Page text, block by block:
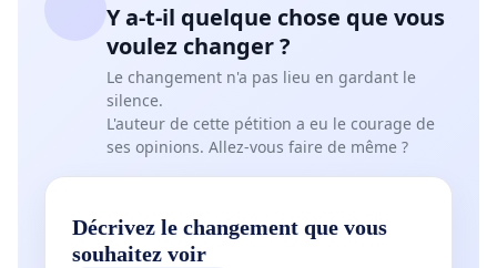
Y a-t-il quelque chose que vous
voulez changer ?
Le changement n'a pas lieu en gardant le
silence.
L'auteur de cette pétition a eu le courage de
ses opinions. Allez-vous faire de même ?
Décrivez le changement que vous
souhaitez voir